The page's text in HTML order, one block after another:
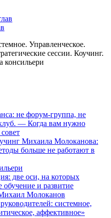
Управленческое.
сессии. Коучинг.
консильери
не форум-группа, не
— Когда вам нужно
Михаила Молоканова:
больше не работают в
две оси, на которых
обучение и развитие
Молоканов
системное,
аффективное»